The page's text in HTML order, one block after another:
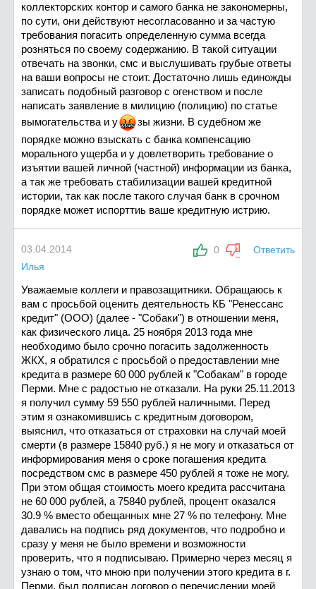
коллекторских контор и самого банка не закономерны,
по сути, они действуют несогласованно и за частую
требования погасить определенную сумма всегда
розняться по своему содержанию. В такой ситуации
отвечать на звонки, смс и выслушивать грубые ответы
на ваши вопросы не стоит. Достаточно лишь единожды
записать подобный разговор с огенством и после
написать заявление в милицию (полицию) по статье
вымогательства и у зы жизни. В судебном же
порядке можно взыскать с банка компенсацию
морального ущерба и у довлетворить требование о
изъятии вашей личной (частной) информации из банка,
а так же требовать стабилизации вашей кредитной
истории, так как после такого случая банк в срочном
порядке может испорттиь ваше кредитную истрию.
0 Ответить
03.04.2014
Илья
Уважаемые коллеги и правозащитники. Обращаюсь к
вам с просьбой оценить деятельность КБ "Ренессанс
кредит" (ООО) (далее - "Собаки") в отношении меня,
как физического лица. 25 ноября 2013 года мне
необходимо было срочно погасить задолженность
ЖКХ, я обратился с просьбой о предоставлении мне
кредита в размере 60 000 рублей к "Собакам" в городе
Перми. Мне с радостью не отказали. На руки 25.11.2013
я получил сумму 59 550 рублей наличными. Перед
этим я ознакомившись с кредитным договором,
выяснил, что отказаться от страховки на случай моей
смерти (в размере 15840 руб.) я не могу и отказаться от
информирования меня о сроке погашения кредита
посредством смс в размере 450 рублей я тоже не могу.
При этом общая стоимость моего кредита рассчитана
не 60 000 рублей, а 75840 рублей, процент оказался
30.9 % вместо обещанных мне 27 % по телефону. Мне
давались на подпись ряд документов, что подробно и
сразу у меня не было времени и возможности
проверить, что я подписываю. Примерно через месяц я
узнаю о том, что мною при получении этого кредита в г.
Перми, был подписан договор о перечислении моей